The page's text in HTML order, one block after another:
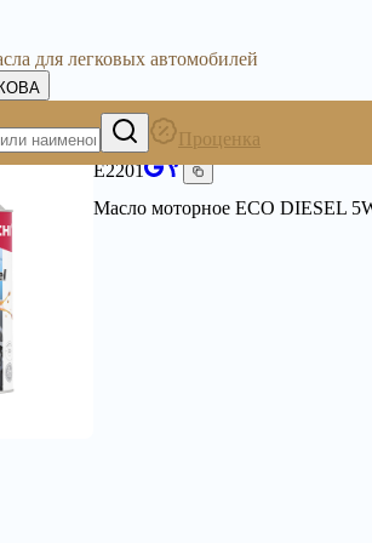
для легковых автомобилей
Проценка
TOTACHI
E2201
Масло моторное ECO DIESEL